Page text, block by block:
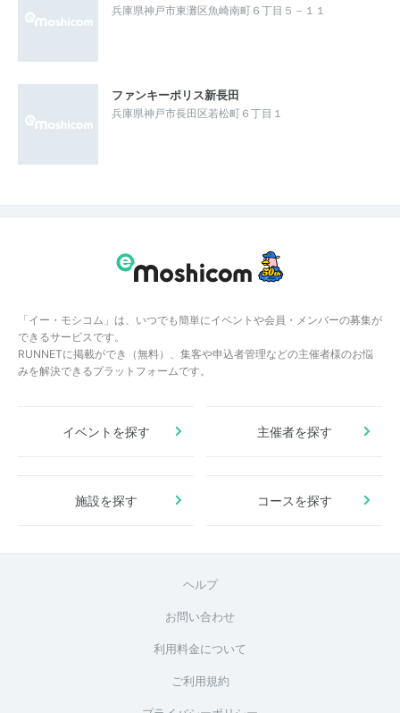
兵庫県神戸市東灘区魚崎南町６丁目５－１１
ファンキーポリス新長田
兵庫県神戸市長田区若松町６丁目１
「イー・モシコム」は、いつでも簡単にイベントや会員・メンバーの募集が
できるサービスです。
RUNNETに掲載ができ（無料）、集客や申込者管理などの主催者様のお悩
みを解決できるプラットフォームです。
イベントを探す 主催者を探す
施設を探す コースを探す
ヘルプ
お問い合わせ
利用料金について
ご利用規約